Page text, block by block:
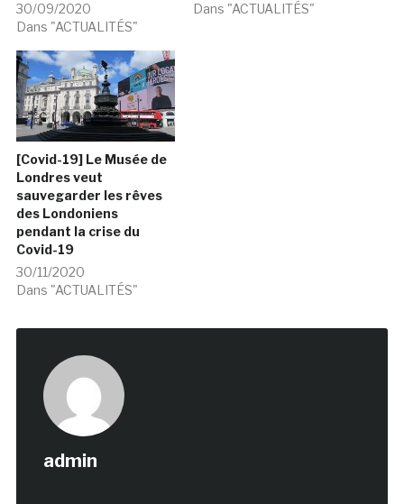
30/09/2020
Dans "ACTUALITÉS"
Dans "ACTUALITÉS"
[Covid-19] Le Musée de
Londres veut
sauvegarder les rêves
des Londoniens
pendant la crise du
Covid-19
30/11/2020
Dans "ACTUALITÉS"
admin